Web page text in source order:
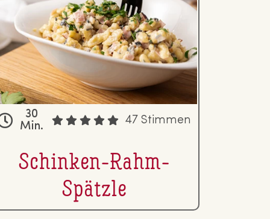
30
Min.
47 Stimmen
Schinken-Rahm-
Spätzle